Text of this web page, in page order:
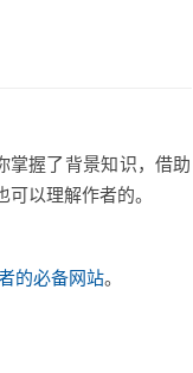
掌握了背景知识，借助
以理解作者的。
的必备网站。